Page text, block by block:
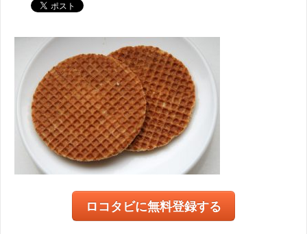
ロコタビに無料登録する